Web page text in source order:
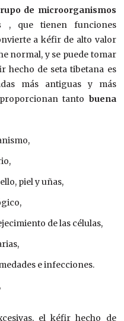
de microorganismos
, que tienen funciones
a kéfir de alto valor
normal, y se puede tomar
hecho de seta tibetana es
más antiguas y más
tanto buena
piel y uñas,
de las células,
e infecciones.
el kéfir hecho de